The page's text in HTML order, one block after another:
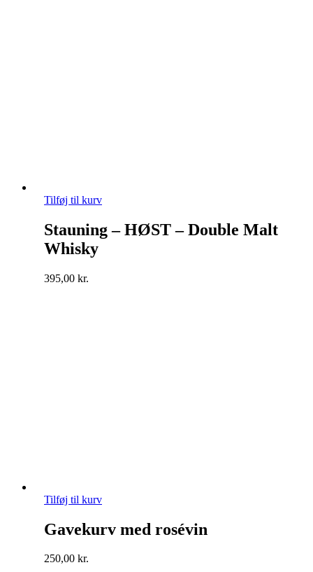
Tilføj til kurv
Stauning – HØST – Double Malt
Whisky
395,00 kr.
Tilføj til kurv
Gavekurv med rosévin
250,00 kr.